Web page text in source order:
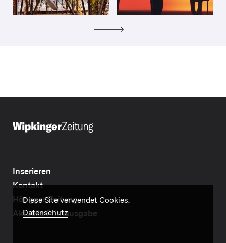
Inserieren
Kontakt
Höngger Zeitung
Aktuelle Printausgabe
Diese Site verwendet Cookies.
Datenschutz